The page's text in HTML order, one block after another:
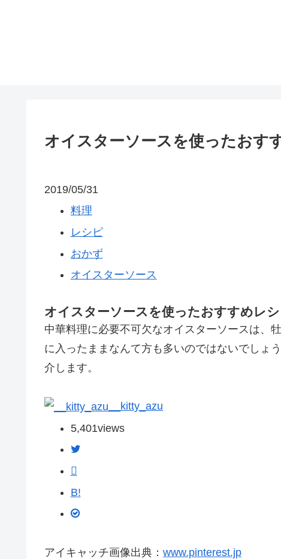
オイスターソースを使ったおす
2019/05/31
料理
レシピ
おかず
オイスターソース
オイスターソースを使ったおすすめレ
中華料理に必要不可欠なオイスターソースは、
に入ったままなんて方も多いのではないでしょ
介します。
__kitty_azu
5,401views
B!
アイキャッチ画像出典： www.pinterest.jp